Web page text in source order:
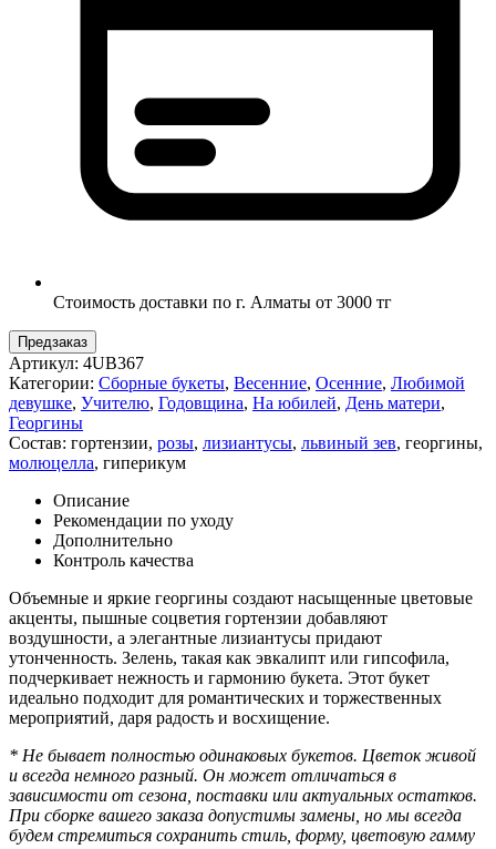
Стоимость доставки по г. Алматы от 3000 тг
Предзаказ
Артикул: 4UB367
Категории: Сборные букеты, Весенние, Осенние, Любимой
девушке, Учителю, Годовщина, На юбилей, День матери,
Георгины
Состав: гортензии, розы, лизиантусы, львиный зев, георгины,
молюцелла, гиперикум
Описание
Рекомендации по уходу
Дополнительно
Контроль качества
Объемные и яркие георгины создают насыщенные цветовые
акценты, пышные соцветия гортензии добавляют
воздушности, а элегантные лизиантусы придают
утонченность. Зелень, такая как эвкалипт или гипсофила,
подчеркивает нежность и гармонию букета. Этот букет
идеально подходит для романтических и торжественных
мероприятий, даря радость и восхищение.
* Не бывает полностью одинаковых букетов. Цветок живой
и всегда немного разный. Он может отличаться в
зависимости от сезона, поставки или актуальных остатков.
При сборке вашего заказа допустимы замены, но мы всегда
будем стремиться сохранить стиль, форму, цветовую гамму